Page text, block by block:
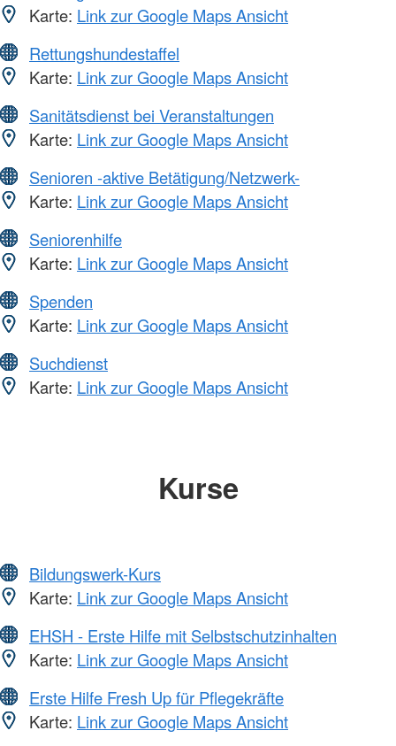
Karte: Link zur Google Maps Ansicht
Rettungshundestaffel
Karte: Link zur Google Maps Ansicht
Sanitätsdienst bei Veranstaltungen
Karte: Link zur Google Maps Ansicht
Senioren -aktive Betätigung/Netzwerk-
Karte: Link zur Google Maps Ansicht
Seniorenhilfe
Karte: Link zur Google Maps Ansicht
Spenden
Karte: Link zur Google Maps Ansicht
Suchdienst
Karte: Link zur Google Maps Ansicht
Kurse
Bildungswerk-Kurs
Karte: Link zur Google Maps Ansicht
EHSH - Erste Hilfe mit Selbstschutzinhalten
Karte: Link zur Google Maps Ansicht
Erste Hilfe Fresh Up für Pflegekräfte
Karte: Link zur Google Maps Ansicht